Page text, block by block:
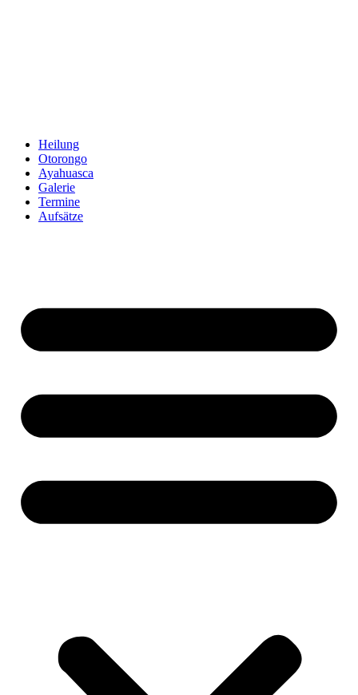
Heilung
Otorongo
Ayahuasca
Galerie
Termine
Aufsätze